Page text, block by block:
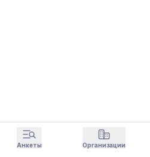
Анкеты Организации